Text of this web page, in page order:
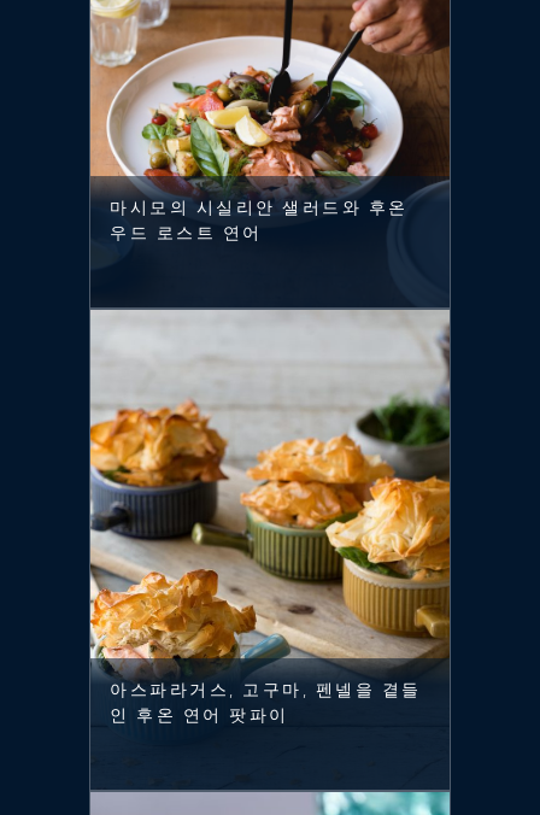
마시모의 시실리안 샐러드와 후온
우드 로스트 연어
아스파라거스, 고구마, 펜넬을 곁들
인 후온 연어 팟파이